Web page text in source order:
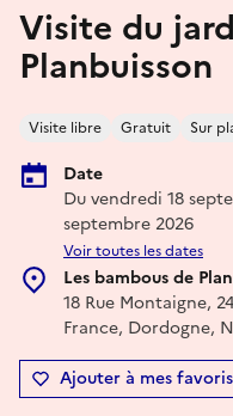
Visite du
Planbuisson
Visite libre Gratuit Sur
Date
Du vendredi 18
septembre 2026
Voir toutes les dates
Les bambous de
18 Rue Montaigne,
France, Dordogne,
Ajouter à mes favoris